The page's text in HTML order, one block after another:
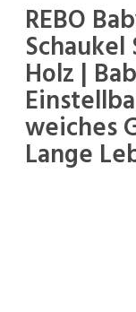
REBO
Holz |
weiches
Lange